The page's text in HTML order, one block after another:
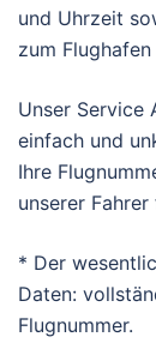
und Uhrzeit
zum Flughafen
Unser Service
einfach und
Ihre
unserer
* Der
Daten:
Flugnummer.